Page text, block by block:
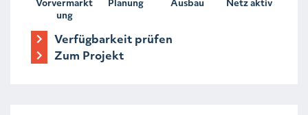
ung
Verfügbarkeit prüfen
Zum Projekt